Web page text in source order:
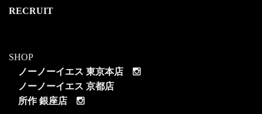
RECRUIT
SHOP
ノーノーイエス 東京本店
ノーノーイエス 京都店
所作 銀座店